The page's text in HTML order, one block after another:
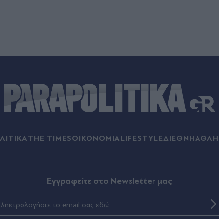
THE TIMESΟΙΚΟΝΟΜΙΑLIFESTYLEΔΙΕΘΝΗ
Eγγραφείτε στο Newsletter μας